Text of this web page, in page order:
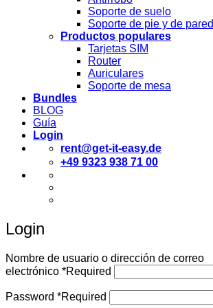
Soporte de suelo
Soporte de pie y de pared
Productos populares
Tarjetas SIM
Router
Auriculares
Soporte de mesa
Bundles
BLOG
Guía
Login
rent@get-it-easy.de
+49 9323 938 71 00
Login
Nombre de usuario o dirección de correo
electrónico *Required
Password *Required